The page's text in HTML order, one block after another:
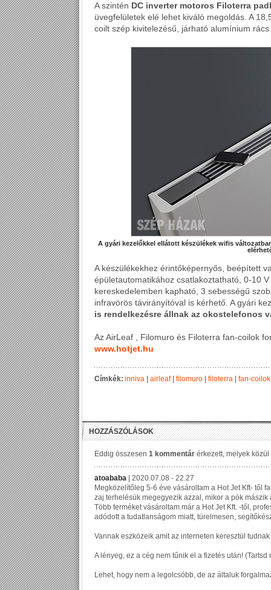
A szintén DC inverter motoros Filoterra
üvegfelületek elé lehet kiváló megoldás. A
coilt szép kivitelezésű, járható alumínium rács
A gyári kezelőkkel ellátott készülékek wifis
A készülékekhez érintőképernyős, beépített
épületautomatikához csatlakoztatható, 0-10
kereskedelemben kapható, 3 sebességű
infravörös távirányítóval is kérhető. A gyári
is rendelkezésre állnak az okostelefonos
Az AirLeaf , Filomuro és Filoterra fan-coilok
www.hotjet.hu
Címkék:inniva airleaf| filomuro filoterra fan-coilok